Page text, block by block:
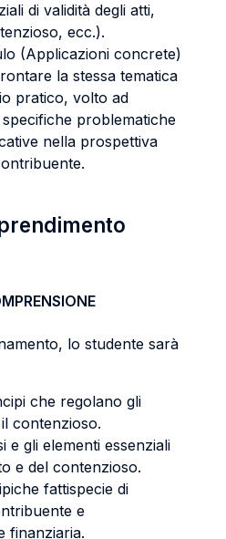
di validità degli atti,
ecc.).
(Applicazioni concrete)
la stessa tematica
pratico, volto ad
problematiche
nella prospettiva
lo studente sarà
che regolano gli
contenzioso.
e gli elementi essenziali
e del contenzioso.
fattispecie di
e
finanziaria.